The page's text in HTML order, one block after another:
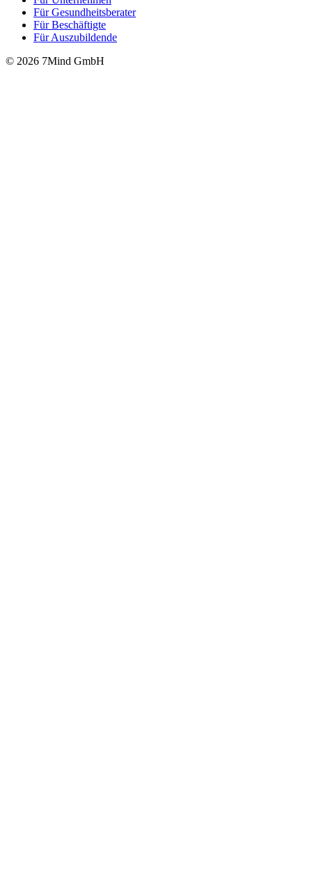
Für Gesund­heits­be­ra­ter
Für Beschäftigte
Für Auszubildende
© 2026 7Mind GmbH